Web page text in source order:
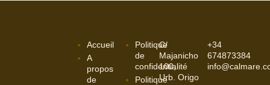
Accueil
A
propos
de
Politique
de
confidentialité
Politique
C/
Majanicho
100,
Urb. Origo
+34
674873384